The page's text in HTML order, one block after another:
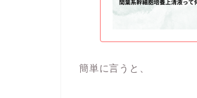
簡単に言うと、